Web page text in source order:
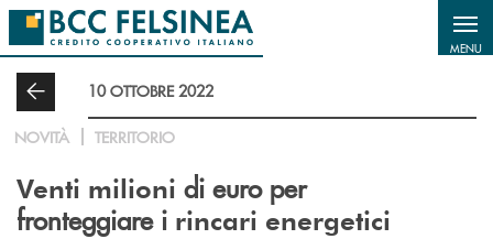
Salta al contenuto principale
MENU
10 OTTOBRE 2022
NOVITÀ TERRITORIO
Venti milioni di euro per
fronteggiare i rincari energetici